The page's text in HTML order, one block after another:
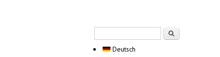
Deutsch